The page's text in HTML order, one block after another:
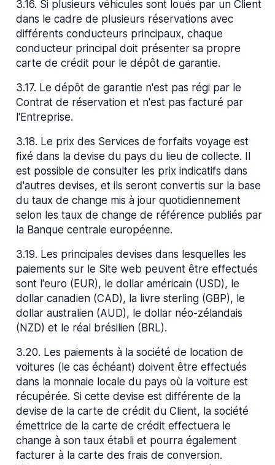
3.16. Si plusieurs véhicules sont loués par un Client
dans le cadre de plusieurs réservations avec
différents conducteurs principaux, chaque
conducteur principal doit présenter sa propre
carte de crédit pour le dépôt de garantie.
3.17. Le dépôt de garantie n'est pas régi par le
Contrat de réservation et n'est pas facturé par
l'Entreprise.
3.18. Le prix des Services de forfaits voyage est
fixé dans la devise du pays du lieu de collecte. Il
est possible de consulter les prix indicatifs dans
d'autres devises, et ils seront convertis sur la base
du taux de change mis à jour quotidiennement
selon les taux de change de référence publiés par
la Banque centrale européenne.
3.19. Les principales devises dans lesquelles les
paiements sur le Site web peuvent être effectués
sont l'euro (EUR), le dollar américain (USD), le
dollar canadien (CAD), la livre sterling (GBP), le
dollar australien (AUD), le dollar néo-zélandais
(NZD) et le réal brésilien (BRL).
3.20. Les paiements à la société de location de
voitures (le cas échéant) doivent être effectués
dans la monnaie locale du pays où la voiture est
récupérée. Si cette devise est différente de la
devise de la carte de crédit du Client, la société
émettrice de la carte de crédit effectuera le
change à son taux établi et pourra également
facturer à la carte des frais de conversion.